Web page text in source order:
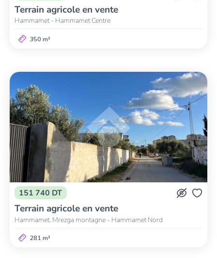
Terrain agricole en vente
Hammamet - Hammamet Centre
350 m²
151 740 DT
Terrain agricole en vente
Hammamet, Mrezga montagne - Hammamet Nord
281 m²